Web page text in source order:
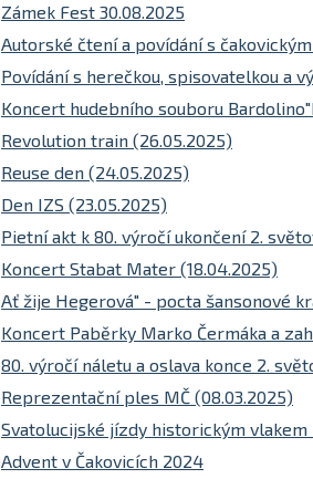
Zámek Fest 30.08.2025
Autorské čtení a povídání s
Povídání s herečkou, spisovatelkou a
Koncert hudebního souboru
Revolution train (26.05.2025)
Reuse den (24.05.2025)
Den IZS (23.05.2025)
Pietní akt k 80. výročí ukončení 2.
Koncert Stabat Mater (18.04.2025)
Ať žije Hegerová" - pocta šansonové
Koncert Paběrky Marko Čermáka a
80. výročí náletu a oslava konce 2.
Reprezentační ples MČ (08.03.2025)
Svatolucijské jízdy historickým vlakem
Advent v Čakovicích 2024